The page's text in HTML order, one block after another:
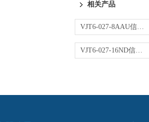
相关产品
VJT6-027-8AAU信号转换器
VJT6-027-16ND信号转换器